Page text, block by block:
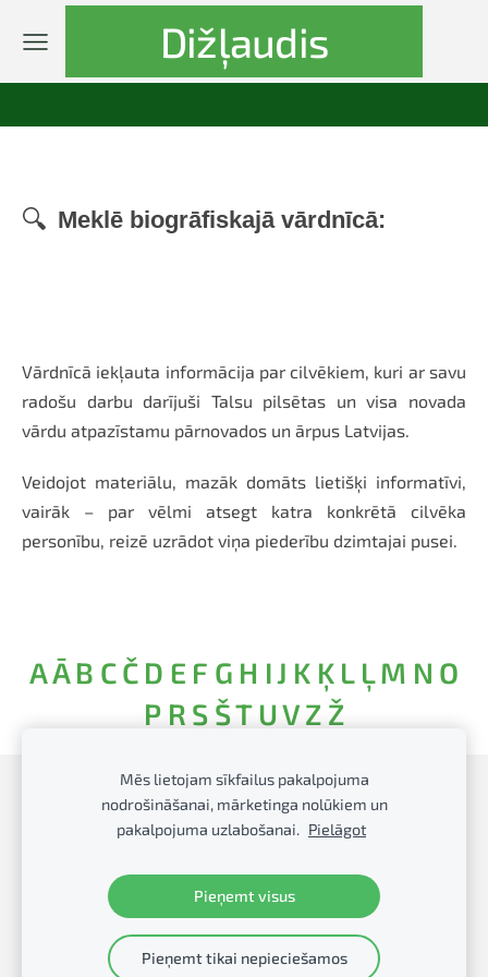
Dižļaudis
🔍 Meklē biogrāfiskajā vārdnīcā:
Vārdnīcā iekļauta informācija par cilvēkiem, kuri ar savu
radošu darbu darījuši Talsu pilsētas un visa novada
vārdu atpazīstamu pārnovados un ārpus Latvijas.
Veidojot materiālu, mazāk domāts lietišķi informatīvi,
vairāk – par vēlmi atsegt katra konkrētā cilvēka
personību, reizē uzrādot viņa piederību dzimtajai pusei.
AĀ B C Č D E F G H IJ K Ķ L Ļ M N O
P R S ŠT UVZ Ž
Sīkdatnes
Mēs lietojam sīkfailus pakalpojuma
nodrošināšanai, mārketinga nolūkiem un
pakalpojuma uzlabošanai. Pielāgot
Pieņemt visus
Pieņemt tikai nepieciešamos